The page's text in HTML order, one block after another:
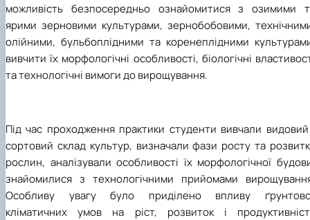
можливість безпосередньо ознайомитися з озимими
ярими зерновими культурами, зернобобовими,
олійними, бульбоплідними та коренеплідними
вивчити їх морфологічні особливості, біологічні
та технологічні вимоги до вирощування.
Під час проходження практики студенти вивчали видовий
сортовий склад культур, визначали фази росту та
рослин, аналізували особливості їх морфологічної
знайомилися з технологічними прийомами
Особливу увагу було приділено впливу
кліматичних умов на ріст, розвиток і